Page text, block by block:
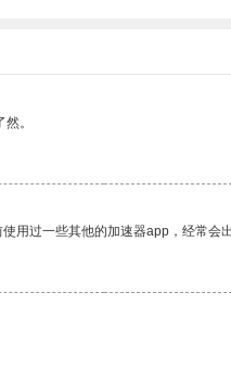
。
过一些其他的加速器app，经常会